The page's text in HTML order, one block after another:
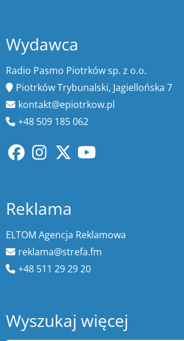
Wydawca
Radio Pasmo Piotrków sp. z o.o.
Piotrków Trybunalski, Jagiellońska 7
kontakt@epiotrkow.pl
+48 509 185 062
Reklama
ELTOM Agencja Reklamowa
reklama@strefa.fm
+48 511 29 29 20
Wyszukaj więcej